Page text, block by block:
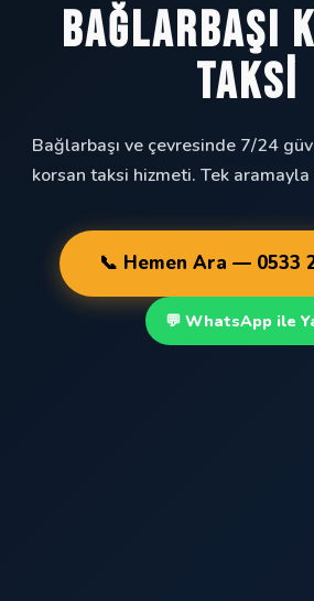
Bağlarbaşı
Taksi
Bağlarbaşı ve çevresinde 7/24
korsan taksi hizmeti. Tek aramayla
📞 Hemen Ara — 0533
💬 WhatsApp ile